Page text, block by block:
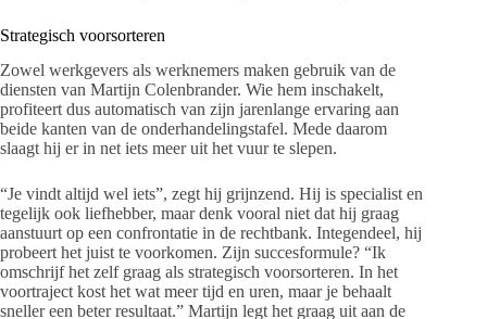
Strategisch voorsorteren
Zowel werkgevers als werknemers maken gebruik van de
diensten van Martijn Colenbrander. Wie hem inschakelt,
profiteert dus automatisch van zijn jarenlange ervaring aan
beide kanten van de onderhandelingstafel. Mede daarom
slaagt hij er in net iets meer uit het vuur te slepen.
“Je vindt altijd wel iets”, zegt hij grijnzend. Hij is specialist en
tegelijk ook liefhebber, maar denk vooral niet dat hij graag
aanstuurt op een confrontatie in de rechtbank. Integendeel, hij
probeert het juist te voorkomen. Zijn succesformule? “Ik
omschrijf het zelf graag als strategisch voorsorteren. In het
voortraject kost het wat meer tijd en uren, maar je behaalt
sneller een beter resultaat.” Martijn legt het graag uit aan de